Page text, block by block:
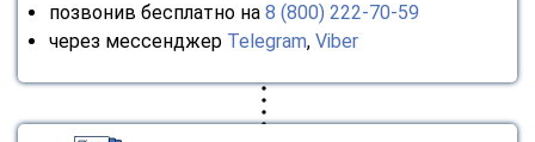
позвонив бесплатно на 8 (800) 222-70-59
через мессенджер Telegram, Viber